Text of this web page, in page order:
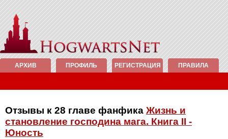
АРХИВ ПРОФИЛЬ РЕГИСТРАЦИЯ ПРАВИЛА
Отзывы к 28 главе фанфика Жизнь и
становление господина мага. Книга II -
Юность